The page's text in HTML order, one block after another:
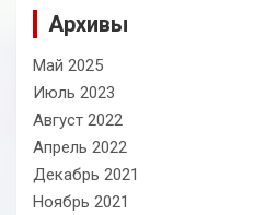
Архивы
Май 2025
Июль 2023
Август 2022
Апрель 2022
Декабрь 2021
Ноябрь 2021